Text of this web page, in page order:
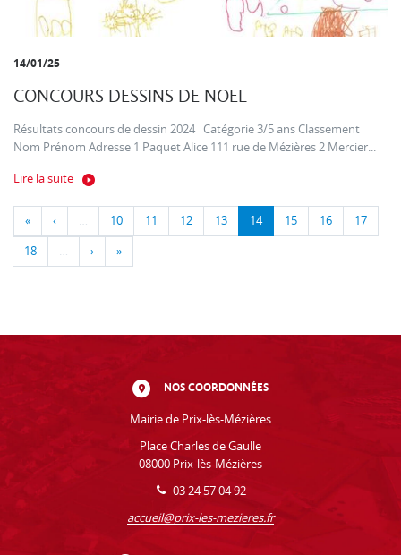
14/01/25
CONCOURS DESSINS DE NOEL
Résultats concours de dessin 2024 Catégorie 3/5 ans Classement
Nom Prénom Adresse 1 Paquet Alice 111 rue de Mézières 2 Mercier...
Lire la suite
« ‹ … 10 11 12 13 14 15 16 17
18 … › »
NOS COORDONNÉES
Mairie de Prix-lès-Mézières
Place Charles de Gaulle
08000 Prix-lès-Mézières
03 24 57 04 92
accueil@prix-les-mezieres.fr